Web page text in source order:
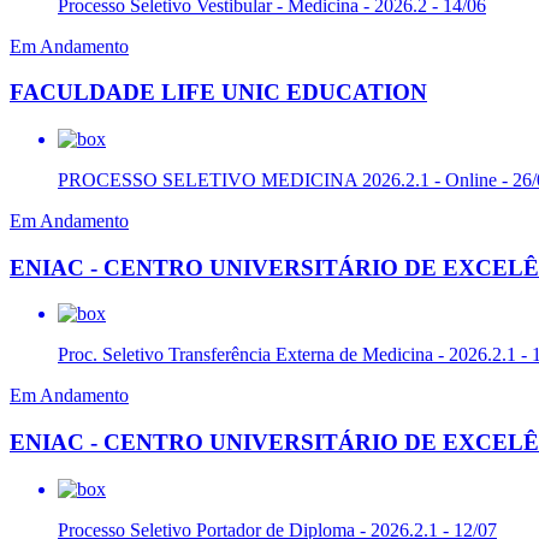
Processo Seletivo Vestibular - Medicina - 2026.2 - 14/06
Em Andamento
FACULDADE LIFE UNIC EDUCATION
PROCESSO SELETIVO MEDICINA 2026.2.1 - Online - 26/
Em Andamento
ENIAC - CENTRO UNIVERSITÁRIO DE
Proc. Seletivo Transferência Externa de Medicina - 2026.2.1 -
Em Andamento
ENIAC - CENTRO UNIVERSITÁRIO DE
Processo Seletivo Portador de Diploma - 2026.2.1 - 12/07